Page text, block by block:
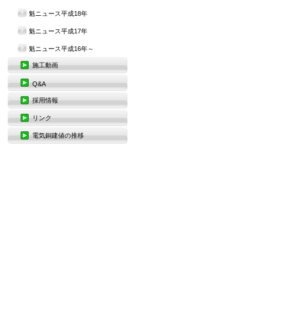
魁ニュース平成18年
魁ニュース平成17年
魁ニュース平成16年～
施工動画
Q&A
採用情報
リンク
電気銅建値の推移